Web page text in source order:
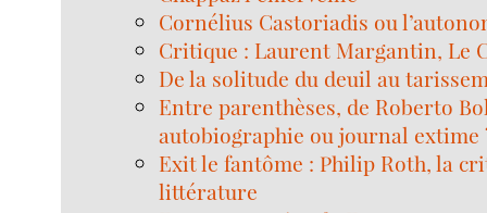
Cornélius Castoriadis ou
Critique : Laurent Margantin, Le
De la solitude du deuil au
Entre parenthèses, de Roberto
autobiographie ou journal extime
Exit le fantôme : Philip Roth, la
littérature